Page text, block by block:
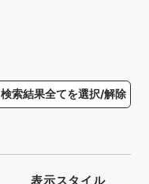
検索結果全てを選択/解除
表示スタイル